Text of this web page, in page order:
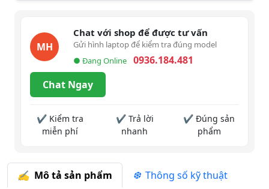
MH
Chat với shop để được tư vấn
Gửi hình laptop để kiểm tra đúng model
● Đang Online
0936.184.481
Chat Ngay
✔ Kiểm tra
miễn phí
✔ Trả lời
nhanh
✔ Đúng sản
phẩm
Mô tả sản phẩm
Thông số kỹ thuật